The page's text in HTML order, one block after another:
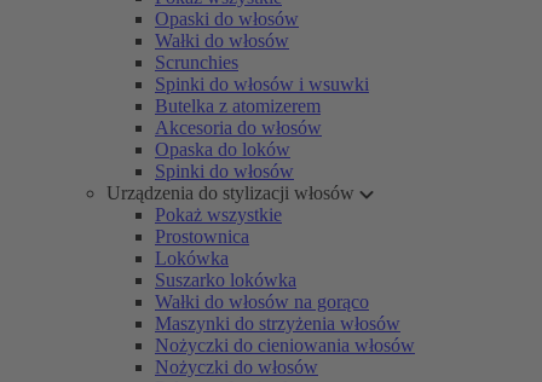
Opaski do włosów
Wałki do włosów
Scrunchies
Spinki do włosów i wsuwki
Butelka z atomizerem
Akcesoria do włosów
Opaska do loków
Spinki do włosów
Urządzenia do stylizacji włosów
Pokaż wszystkie
Prostownica
Lokówka
Suszarko lokówka
Wałki do włosów na gorąco
Maszynki do strzyżenia włosów
Nożyczki do cieniowania włosów
Nożyczki do włosów